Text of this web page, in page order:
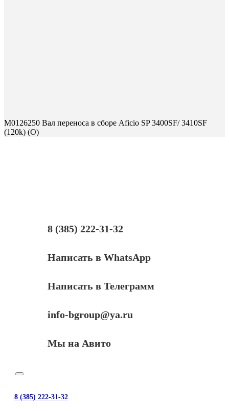
M0126250 Вал переноса в сборе Aficio SP 3400SF/ 3410SF
(120k) (O)
8 (385) 222-31-32
Написать в WhatsApp
Написать в Телеграмм
info-bgroup@ya.ru
Мы на Авито
8 (385) 222-31-32